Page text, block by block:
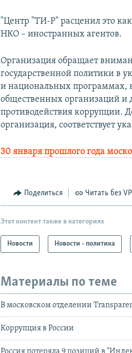
"Центр "ТИ-Р" расценил это
НКО – иностранных агентов.
Организация обращает
государственной политики в
и национальных программах,
общественных организаций и
противодействия коррупции.
организация, соответствует
30 января прошлого года
Поделиться Читать без
Этот контент также в категориях
Новости Новости - политика
Материалы по теме
В московском отделении
Коррупция в России
Россия потеряла 9 позиций в